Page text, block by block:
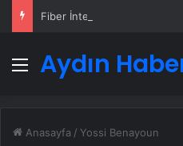
Fiber İnternet Nedir ve Ev
Menü
Aydın
Anasayfa / Yossi Benayoun